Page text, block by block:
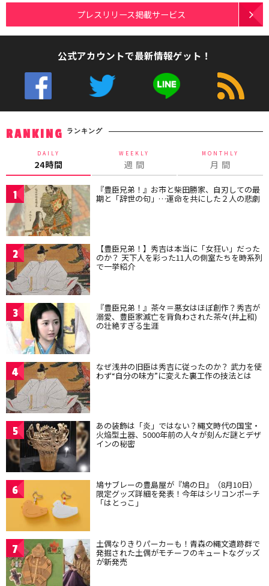
プレスリリース掲載サービス
公式アカウントで最新情報ゲット！
RANKING ランキング
DAILY
24時間
WEEKLY
週 間
MONTHLY
月 間
1 『豊臣兄弟！』お市と柴田勝家、自刃しての最
期と「辞世の句」…運命を共にした２人の悲劇
2 【豊臣兄弟！】秀吉は本当に「女狂い」だった
のか？ 天下人を彩った11人の側室たちを時系列
で一挙紹介
3 『豊臣兄弟！』茶々＝悪女はほぼ創作？秀吉が
溺愛、豊臣家滅亡を背負わされた茶々(井上和)
の壮絶すぎる生涯
4 なぜ浅井の旧臣は秀吉に従ったのか？ 武力を使
わず“自分の味方”に変えた裏工作の技法とは
5 あの装飾は「炎」ではない？縄文時代の国宝・
火焔型土器、5000年前の人々が刻んだ謎とデザ
インの秘密
6 鳩サブレーの豊島屋が『鳩の日』（8月10日）
限定グッズ詳細を発表！今年はシリコンポーチ
「はとっこ」
7 土偶なりきりパーカーも！青森の縄文遺跡群で
発掘された土偶がモチーフのキュートなグッズ
が新発売